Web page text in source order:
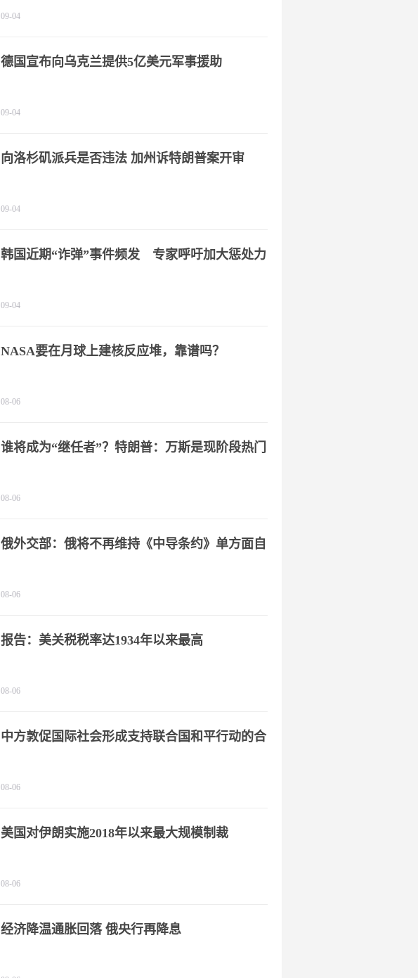
09-04
德国宣布向乌克兰提供5亿美元军事援助
09-04
向洛杉矶派兵是否违法 加州诉特朗普案开审
09-04
韩国近期“诈弹”事件频发 专家呼吁加大惩处力
09-04
NASA要在月球上建核反应堆，靠谱吗？
08-06
谁将成为“继任者”？特朗普：万斯是现阶段热门
08-06
俄外交部：俄将不再维持《中导条约》单方面自
08-06
报告：美关税税率达1934年以来最高
08-06
中方敦促国际社会形成支持联合国和平行动的合
08-06
美国对伊朗实施2018年以来最大规模制裁
08-06
经济降温通胀回落 俄央行再降息